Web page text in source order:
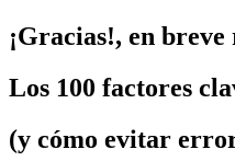
¡Gracias!, en
Los 100 factores
(y cómo evitar